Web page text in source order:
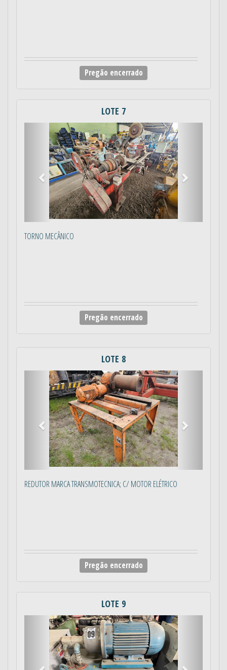
Pregão encerrado
LOTE 7
Anterior
TORNO MECÂNICO
Pregão encerrado
LOTE 8
Anterior
REDUTOR MARCA TRANSMOTECNICA; C/ MOTOR ELÉTRICO
Pregão encerrado
LOTE 9
Anterior